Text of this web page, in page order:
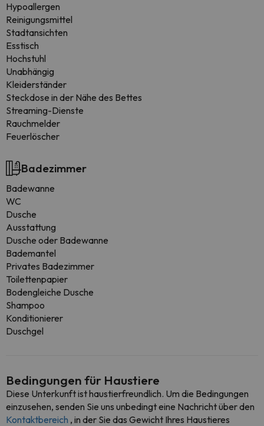
Hypoallergen
Reinigungsmittel
Stadtansichten
Esstisch
Hochstuhl
Unabhängig
Kleiderständer
Steckdose in der Nähe des Bettes
Streaming-Dienste
Rauchmelder
Feuerlöscher
Badezimmer
Badewanne
WC
Dusche
Ausstattung
Dusche oder Badewanne
Bademantel
Privates Badezimmer
Toilettenpapier
Bodengleiche Dusche
Shampoo
Konditionierer
Duschgel
Bedingungen für Haustiere
Diese Unterkunft ist haustierfreundlich. Um die Bedingungen
einzusehen, senden Sie uns unbedingt eine Nachricht über den
Kontaktbereich , in der Sie das Gewicht Ihres Haustieres